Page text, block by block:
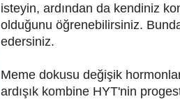
isteyin, ardından da kendiniz
olduğunu öğrenebilirsiniz.
edersiniz.
Meme dokusu değişik
ardışık kombine HYT'nin